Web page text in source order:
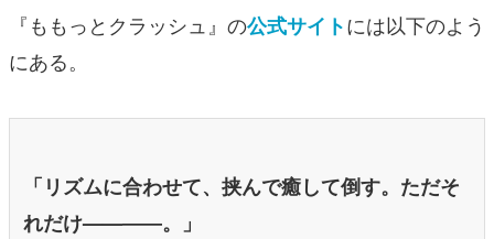
『ももっとクラッシュ』の公式サイトには以下のよう
にある。
「リズムに合わせて、挟んで癒して倒す。ただそ
れだけ——――。」